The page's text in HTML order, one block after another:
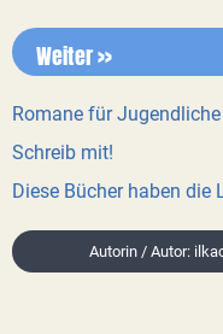
Weiter >>
Romane für Jugendliche
Schreib mit!
Diese Bücher haben die
Autorin / Autor: